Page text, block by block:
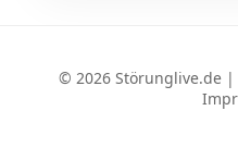
© 2026 Störunglive.de |